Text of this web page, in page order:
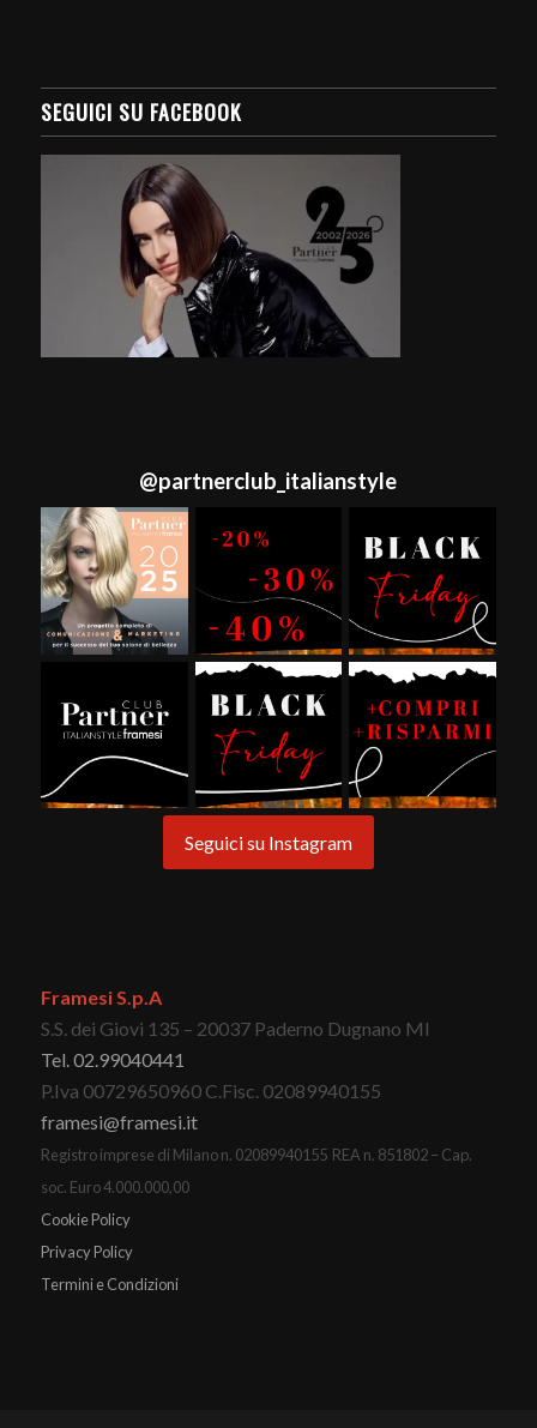
SEGUICI SU FACEBOOK
@partnerclub_italianstyle
Seguici su Instagram
Framesi S.p.A
S.S. dei Giovi 135 – 20037 Paderno Dugnano MI
Tel. 02.99040441
P.Iva 00729650960 C.Fisc. 02089940155
framesi@framesi.it
Registro imprese di Milano n. 02089940155 REA n. 851802 – Cap.
soc. Euro 4.000.000,00
Cookie Policy
Privacy Policy
Termini e Condizioni